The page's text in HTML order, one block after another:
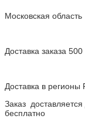
Московская область
Доставка заказа
Доставка в регионы
Заказ
бесплатно